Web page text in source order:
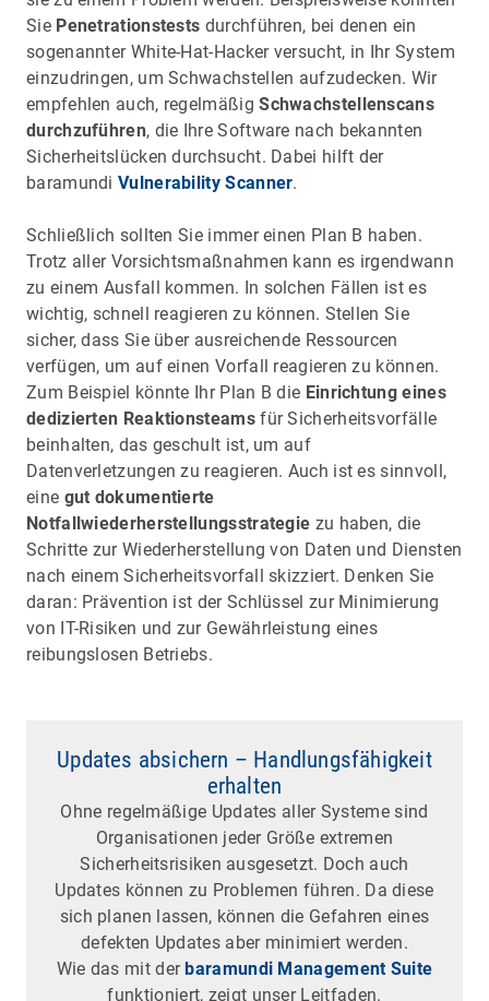
Sie Penetrationstests durchführen, bei denen ein
sogenannter White-Hat-Hacker versucht, in Ihr System
einzudringen, um Schwachstellen aufzudecken. Wir
empfehlen auch, regelmäßigSchwachstellenscans
durchzuführen, die Ihre Software nach bekannten
Sicherheitslücken durchsucht. Dabei hilft der
baramundiVulnerability Scanner.
Schließlich sollten Sie immer einen Plan B haben.
Trotz aller Vorsichtsmaßnahmen kann es irgendwann
zu einem Ausfall kommen. In solchen Fällen ist es
wichtig, schnell reagieren zu können. Stellen Sie
sicher, dass Sie über ausreichende Ressourcen
verfügen, um auf einen Vorfall reagieren zu können.
Zum Beispiel könnte Ihr Plan B die Einrichtung eines
dedizierten Reaktionsteamsfür Sicherheitsvorfälle
beinhalten, das geschult ist, um auf
Datenverletzungen zu reagieren. Auch ist es sinnvoll,
eine gut dokumentierte
Notfallwiederherstellungsstrategie zu haben, die
Schritte zur Wiederherstellung von Daten und Diensten
nach einem Sicherheitsvorfall skizziert. Denken Sie
daran: Prävention ist der Schlüssel zur Minimierung
von IT-Risiken und zur Gewährleistung eines
reibungslosen Betriebs.
Updates absichern – Handlungsfähigkeit
erhalten
Ohne regelmäßige Updates aller Systeme sind
Organisationen jeder Größe extremen
Sicherheitsrisiken ausgesetzt. Doch auch
Updates können zu Problemen führen. Da diese
sich planen lassen, können die Gefahren eines
defekten Updates aber minimiert werden.
Wie das mit derbaramundi Management Suite
funktioniert, zeigt unser Leitfaden.